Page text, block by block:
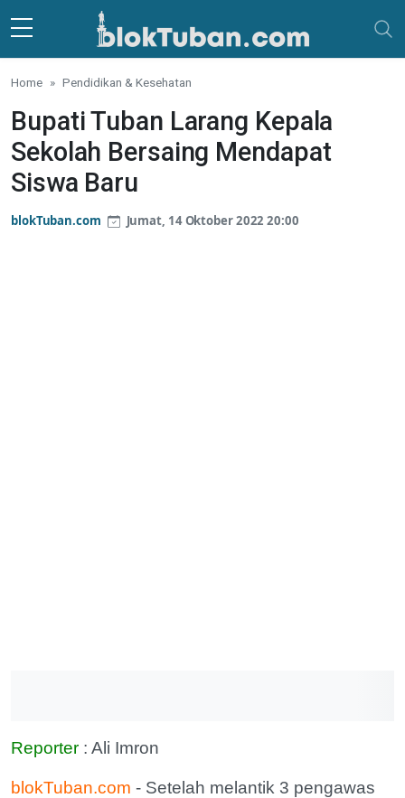
Skip to main content
Home Pendidikan & Kesehatan
Bupati Tuban Larang Kepala
Sekolah Bersaing Mendapat
Siswa Baru
blokTuban.com Jumat, 14 Oktober 2022 20:00
Reporter : Ali Imron
blokTuban.com - Setelah melantik 3 pengawas